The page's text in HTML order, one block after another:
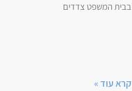
בבית המשפט צדדים
קרא עוד »